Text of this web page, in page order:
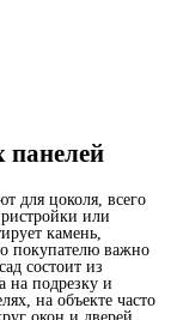
панелей
для цоколя, всего
или
камень,
покупателю важно
состоит из
на подрезку и
на объекте часто